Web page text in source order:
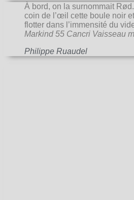
À bord, on la surnommait
coin de l’œil cette boule noir
flotter dans l’immensité du
Markind 55 Cancri Vaisseau
Philippe Ruaudel